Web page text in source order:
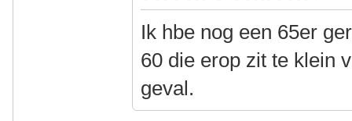
Ik hbe nog een 65er
60 die erop zit te klein
geval.